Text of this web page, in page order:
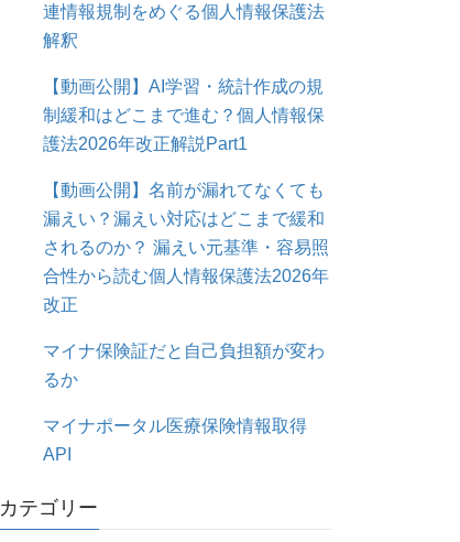
連情報規制をめぐる個人情報保護法
解釈
【動画公開】AI学習・統計作成の規
制緩和はどこまで進む？個人情報保
護法2026年改正解説Part1
【動画公開】名前が漏れてなくても
漏えい？漏えい対応はどこまで緩和
されるのか？ 漏えい元基準・容易照
合性から読む個人情報保護法2026年
改正
マイナ保険証だと自己負担額が変わ
るか
マイナポータル医療保険情報取得
API
カテゴリー